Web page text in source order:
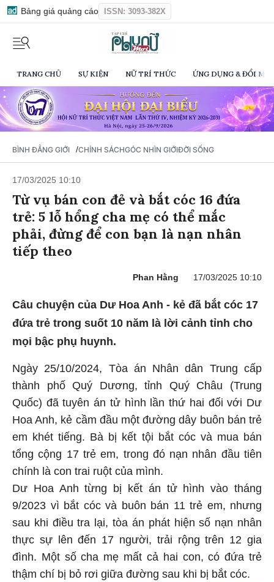
Bảng giá quảng cáo ISSN: 3093-382X
TRANG CHỦ SỰ KIỆN NỮ TRÍ THỨC ỨNG DỤNG & ĐỔI
BÌNH ĐẲNG GIỚI /CHÍNH SÁCHGÓC NHÌN GIỚIĐỜI SỐNG
17/03/2025 10:10
Từ vụ bán con đẻ và bắt cóc 16 đứa
trẻ: 5 lỗ hổng cha mẹ có thể mắc
phải, đừng để con bạn là nạn nhân
tiếp theo
Phan Hằng 17/03/2025 10:10
Câu chuyện của Dư Hoa Anh - kẻ đã bắt cóc 17
đứa trẻ trong suốt 10 năm là lời cảnh tỉnh cho
mọi bậc phụ huynh.
Ngày 25/10/2024, Tòa án Nhân dân Trung cấp
thành phố Quý Dương, tỉnh Quý Châu (Trung
Quốc) đã tuyên án tử hình lần thứ hai đối với Dư
Hoa Anh, kẻ cầm đầu một đường dây buôn bán trẻ
em khét tiếng. Bà bị kết tội bắt cóc và mua bán
tổng cộng 17 trẻ em, trong đó nạn nhân đầu tiên
chính là con trai ruột của mình.
Dư Hoa Anh từng bị kết án tử hình vào tháng
9/2023 vì bắt cóc và buôn bán 11 trẻ em, nhưng
sau khi điều tra lại, tòa án phát hiện số nạn nhân
thực sự lên đến 17 người, trải rộng trên 12 gia
đình. Một số cha mẹ mất cả hai con, có đứa trẻ
thậm chí bị bỏ rơi giữa đường sau khi bị bắt cóc.